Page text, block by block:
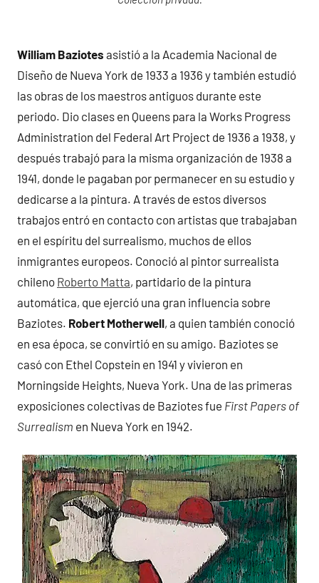
William Baziotes asistió a la Academia Nacional de
Diseño de Nueva York de 1933 a 1936 y también estudió
las obras de los maestros antiguos durante este
periodo. Dio clases en Queens para la Works Progress
Administration del Federal Art Project de 1936 a 1938, y
después trabajó para la misma organización de 1938 a
1941, donde le pagaban por permanecer en su estudio y
dedicarse a la pintura. A través de estos diversos
trabajos entró en contacto con artistas que trabajaban
en el espíritu del surrealismo, muchos de ellos
inmigrantes europeos. Conoció al pintor surrealista
chileno Roberto Matta, partidario de la pintura
automática, que ejerció una gran influencia sobre
Baziotes. Robert Motherwell, a quien también conoció
en esa época, se convirtió en su amigo. Baziotes se
casó con Ethel Copstein en 1941 y vivieron en
Morningside Heights, Nueva York. Una de las primeras
exposiciones colectivas de Baziotes fue First Papers of
Surrealism en Nueva York en 1942.